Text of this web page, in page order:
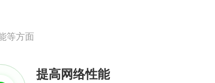
等方面
提高网络性能